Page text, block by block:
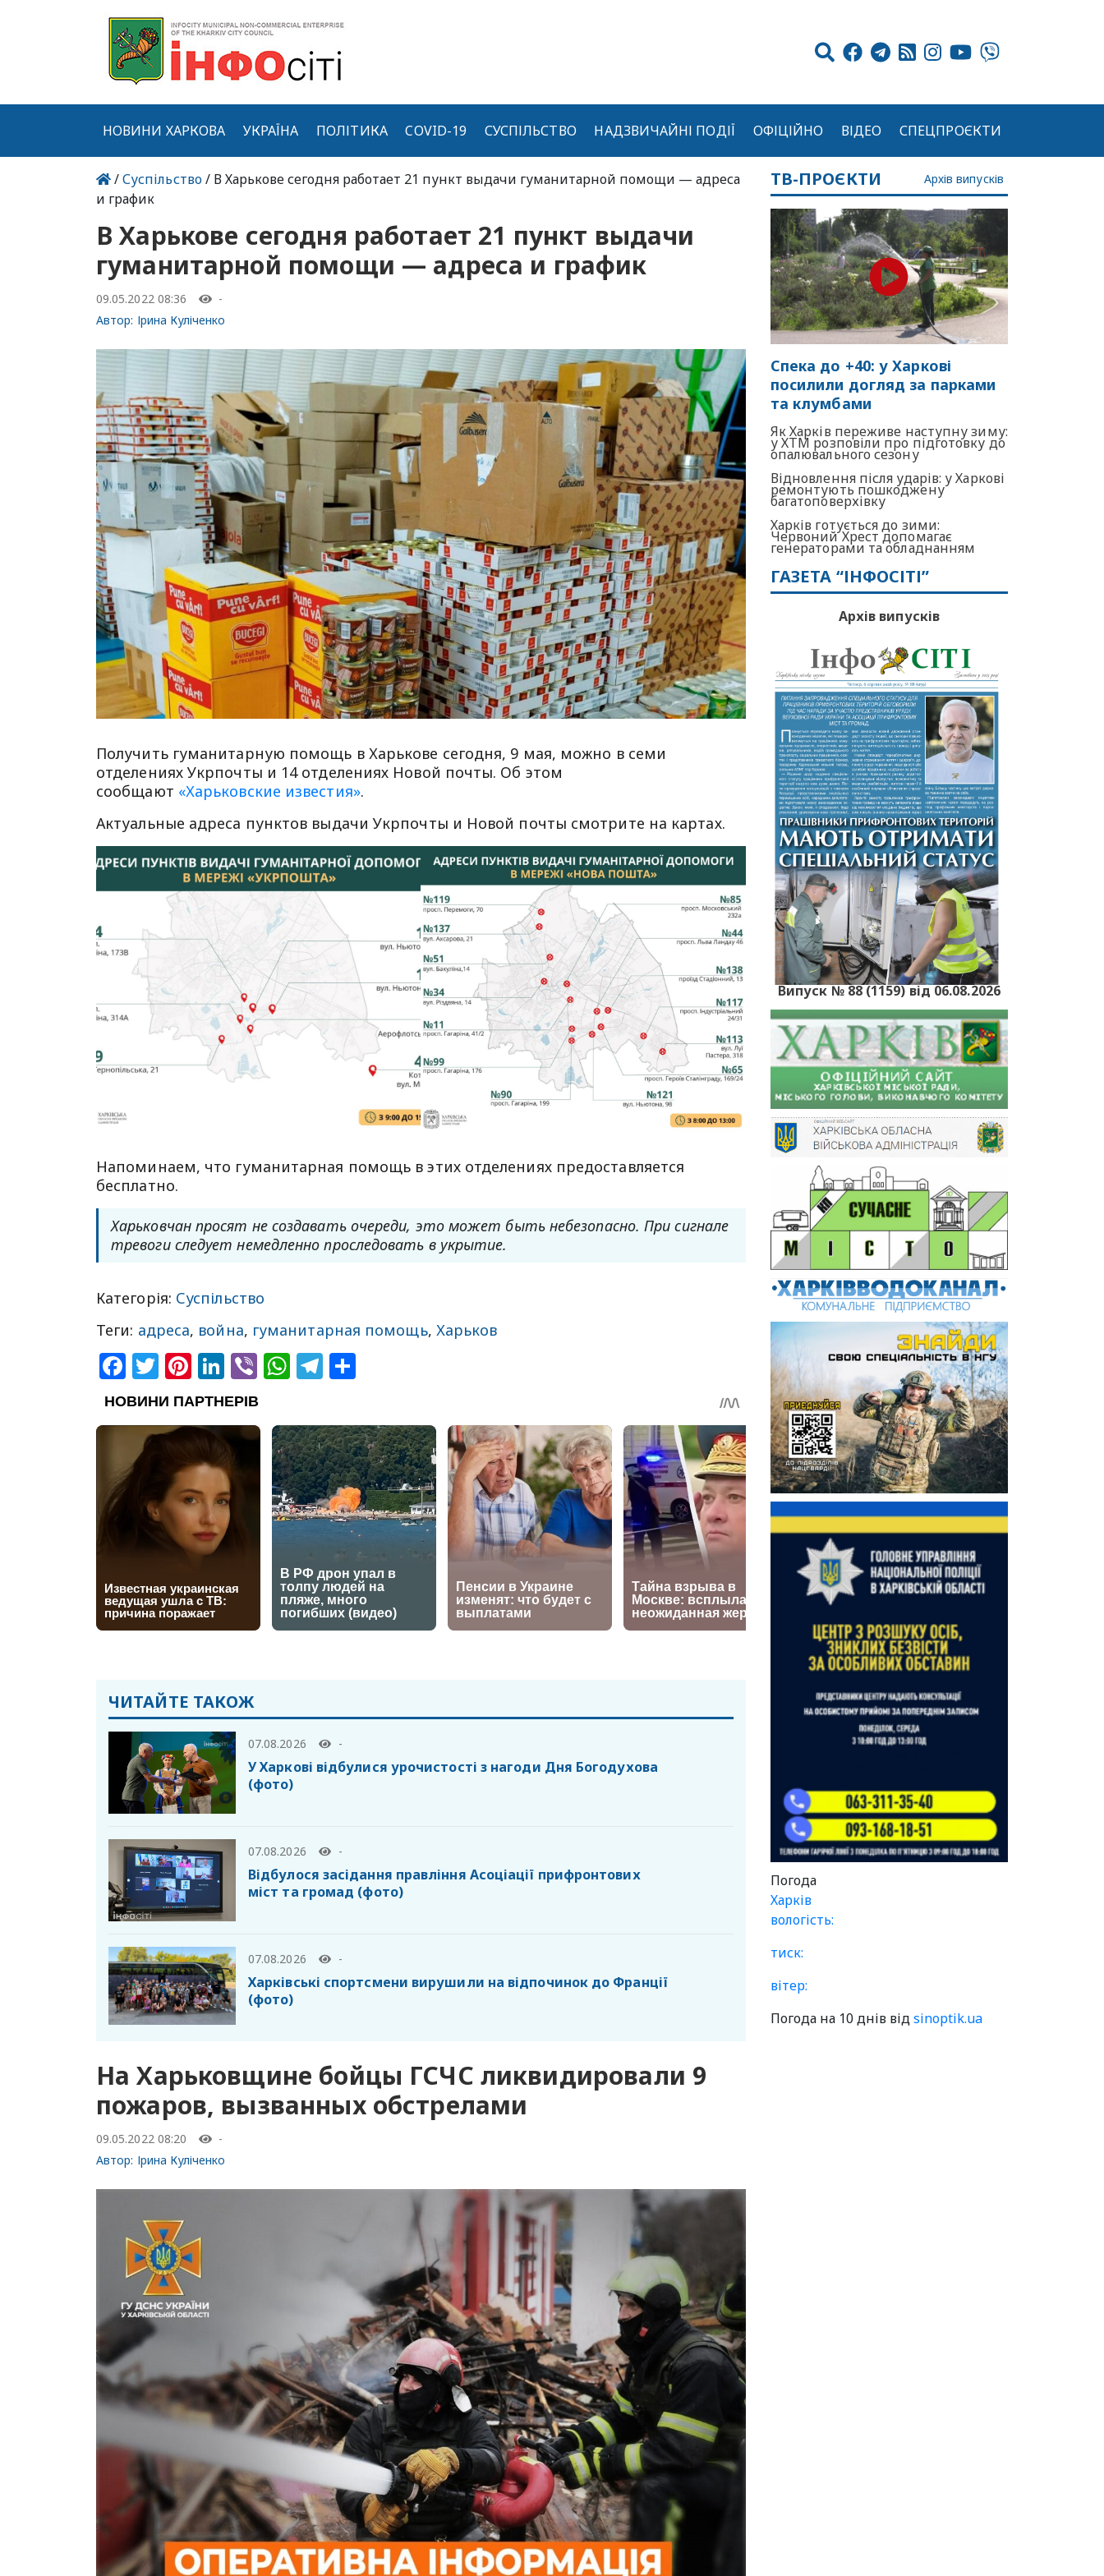
НОВИНИ ХАРКОВА УКРАЇНА ПОЛІТИКА COVID-19 СУСПІЛЬСТВО НАДЗВИЧАЙНІ ПОДІЇ ОФІЦІЙНО ВІДЕО СПЕЦПРОЄКТИ
/Суспільство/ В Харькове сегодня работает 21 пункт выдачи гуманитарной помощи — адреса
и график
В Харькове сегодня работает 21 пункт выдачи
гуманитарной помощи — адреса и график
09.05.2022 08:36
-
Автор: Ірина Куліченко
Получить гуманитарную помощь в Харькове сегодня, 9 мая, можно в семи
отделениях Укрпочты и 14 отделениях Новой почты. Об этом
сообщают «Харьковские известия».
Актуальные адреса пунктов выдачи Укрпочты и Новой почты смотрите на картах.
Напоминаем, что гуманитарная помощь в этих отделениях предоставляется
бесплатно.
Харьковчан просят не создавать очереди, это может быть небезопасно. При сигнале
тревоги следует немедленно проследовать в укрытие.
Категорія: Суспільство
Теги: адреса, война, гуманитарная помощь, Харьков
Facebook
Twitter
Pinterest
LinkedIn
ViberWhatsApp
Telegram
ЧИТАЙТЕ ТАКОЖ
07.08.2026 -
У Харкові відбулися урочистості з нагоди Дня Богодухова
(фото)
07.08.2026 -
Відбулося засідання правління Асоціації прифронтових
міст та громад (фото)
07.08.2026 -
Харківські спортсмени вирушили на відпочинок до Франції
(фото)
На Харьковщине бойцы ГСЧС ликвидировали 9
пожаров, вызванных обстрелами
09.05.2022 08:20
-
Автор: Ірина Куліченко
ТВ-ПРОЄКТИ Архів випусків
Спека до +40: у Харкові
посилили догляд за парками
та клумбами
Як Харків переживе наступну зиму:
у ХТМ розповіли про підготовку до
опалювального сезону
Відновлення після ударів: у Харкові
ремонтують пошкоджену
багатоповерхівку
Харків готується до зими:
Червоний Хрест допомагає
генераторами та обладнанням
ГАЗЕТА “ІНФОСІТІ”
Архів випусків
Випуск № 88 (1159) від 06.08.2026
Погода
Харків
вологість:
тиск:
вітер:
Погода на 10 днів відsinoptik.ua